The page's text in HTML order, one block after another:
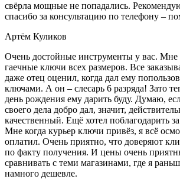
свёрла мощные не попадались.
спасибо за консультацию по телефону –
Артём Куликов
Очень достойные инструменты у вас.
гаечные ключи всех размеров. Все
даже отец оценил, когда дал ему
ключами. А он – слесарь 6 разряда! Зато
день рождения ему дарить буду. Думаю,
своего дела добро дал, значит,
качественный. Ещё хотел поблагодарить
Мне когда курьер ключи привёз, я всё
оплатил. Очень приятно, что доверяют
по факту получения. И цены очень
сравнивать с теми магазинами, где я
намного дешевле.